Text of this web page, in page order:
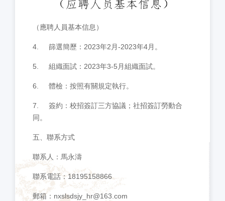
（應聘人員基本信息）
4. 篩選簡歷：2023年2月-2023年4月。
5. 組織面試：2023年3-5月組織面試。
6. 體檢：按照有關規定執行。
7.
簽約：校招簽訂三方協議；社招簽訂勞動合
同。
五、聯系方式
聯系人：馬永濤
聯系電話：18195158866
郵箱：nxslsdsjy_hr@163.com